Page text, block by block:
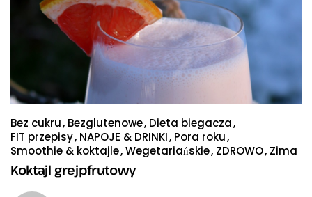
Bez cukru Bezglutenowe Dieta biegacza
FIT przepisy NAPOJE & DRINKI Pora roku
Smoothie & koktajle Wegetariańskie ZDROWO Zima
Koktajl grejpfrutowy